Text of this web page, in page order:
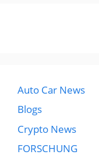
Auto Car News
Blogs
Crypto News
FORSCHUNG